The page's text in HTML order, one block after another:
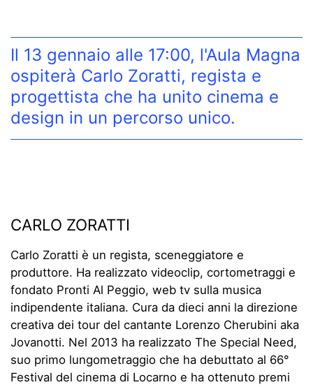
Il 13 gennaio alle 17:00, l'Aula Magna
ospiterà Carlo Zoratti, regista e
progettista che ha unito cinema e
design in un percorso unico.
CARLO ZORATTI
Carlo Zoratti è un regista, sceneggiatore e
produttore. Ha realizzato videoclip, cortometraggi e
fondato Pronti Al Peggio, web tv sulla musica
indipendente italiana. Cura da dieci anni la direzione
creativa dei tour del cantante Lorenzo Cherubini aka
Jovanotti. Nel 2013 ha realizzato The Special Need,
suo primo lungometraggio che ha debuttato al 66°
Festival del cinema di Locarno e ha ottenuto premi